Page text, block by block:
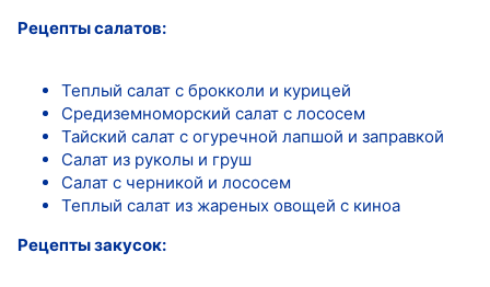
Рецепты салатов:
Теплый салат с брокколи и курицей
Средиземноморский салат с лососем
Тайский салат с огуречной лапшой и заправкой
Салат из руколы и груш
Салат с черникой и лососем
Теплый салат из жареных овощей с киноа
Рецепты закусок: